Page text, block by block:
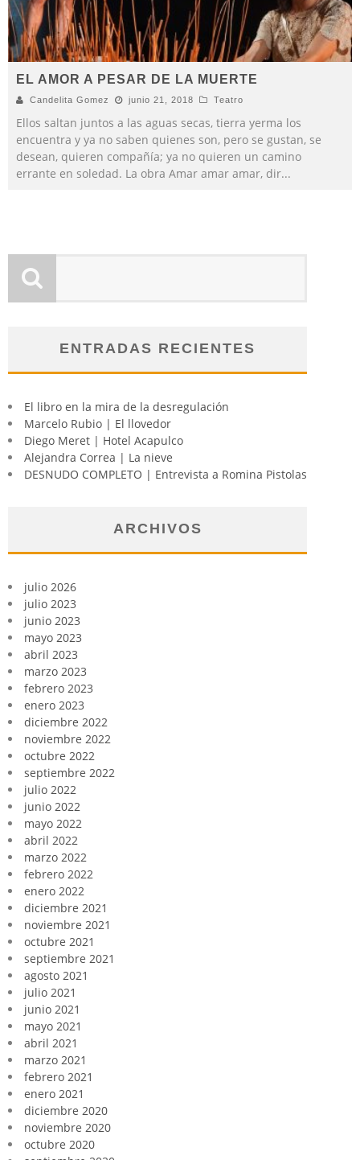
EL AMOR A PESAR DE LA MUERTE
Candelita Gomez junio 21, 2018 Teatro
Ellos saltan juntos a las aguas secas, tierra yerma los
encuentra y ya no saben quienes son, pero se gustan, se
desean, quieren compañía; ya no quieren un camino
errante en soledad. La obra Amar amar amar, dir...
ENTRADAS RECIENTES
El libro en la mira de la desregulación
Marcelo Rubio | El llovedor
Diego Meret | Hotel Acapulco
Alejandra Correa | La nieve
DESNUDO COMPLETO | Entrevista a Romina Pistolas
ARCHIVOS
julio 2026
julio 2023
junio 2023
mayo 2023
abril 2023
marzo 2023
febrero 2023
enero 2023
diciembre 2022
noviembre 2022
octubre 2022
septiembre 2022
julio 2022
junio 2022
mayo 2022
abril 2022
marzo 2022
febrero 2022
enero 2022
diciembre 2021
noviembre 2021
octubre 2021
septiembre 2021
agosto 2021
julio 2021
junio 2021
mayo 2021
abril 2021
marzo 2021
febrero 2021
enero 2021
diciembre 2020
noviembre 2020
octubre 2020